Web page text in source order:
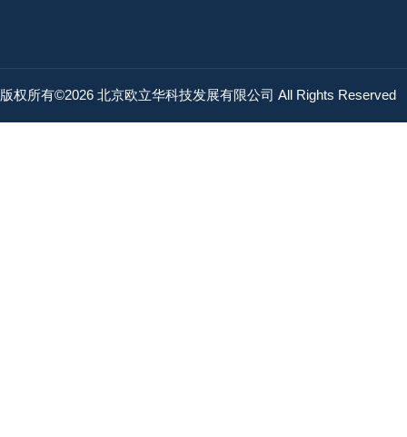
版权所有©2026 北京欧立华科技发展有限公司 All Rights Reserved